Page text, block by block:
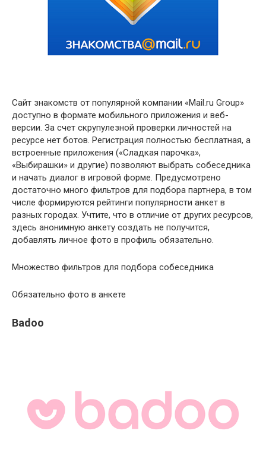
Сайт знакомств от популярной компании «Mail.ru Group»
доступно в формате мобильного приложения и веб-
версии. За счет скрупулезной проверки личностей на
ресурсе нет ботов. Регистрация полностью бесплатная, а
встроенные приложения («Сладкая парочка»,
«Выбирашки» и другие) позволяют выбрать собеседника
и начать диалог в игровой форме. Предусмотрено
достаточно много фильтров для подбора партнера, в том
числе формируются рейтинги популярности анкет в
разных городах. Учтите, что в отличие от других ресурсов,
здесь анонимную анкету создать не получится,
добавлять личное фото в профиль обязательно.
Множество фильтров для подбора собеседника
Обязательно фото в анкете
Badoo